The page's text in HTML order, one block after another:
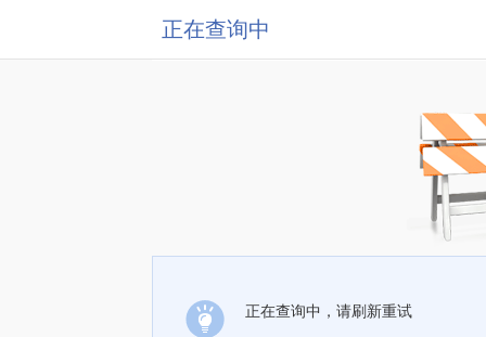
正在查询中
正在查询中，请刷新重试